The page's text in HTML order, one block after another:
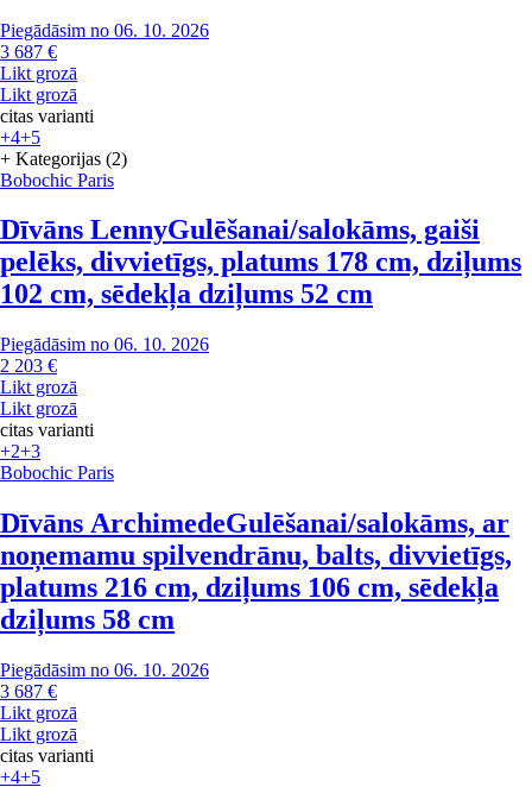
Piegādāsim no 06. 10. 2026
3 687 €
Likt grozā
Likt grozā
citas varianti
+4+5
+ Kategorijas (2)
Bobochic Paris
Dīvāns LennyGulēšanai/salokāms, gaiši
pelēks, divvietīgs, platums 178 cm, dziļums
102 cm, sēdekļa dziļums 52 cm
Piegādāsim no 06. 10. 2026
2 203 €
Likt grozā
Likt grozā
citas varianti
+2+3
Bobochic Paris
Dīvāns ArchimedeGulēšanai/salokāms, ar
noņemamu spilvendrānu, balts, divvietīgs,
platums 216 cm, dziļums 106 cm, sēdekļa
dziļums 58 cm
Piegādāsim no 06. 10. 2026
3 687 €
Likt grozā
Likt grozā
citas varianti
+4+5